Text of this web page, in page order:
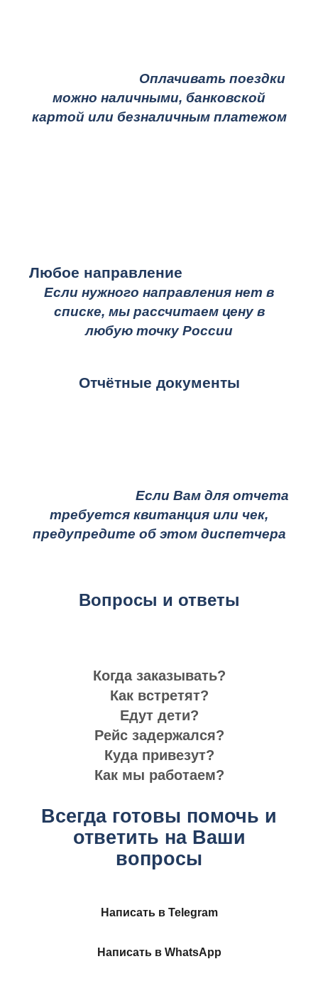
Оплачивать поездки
можно наличными, банковской
картой или безналичным платежом
Любое направление
Если нужного направления нет в
списке, мы рассчитаем цену в
любую точку России
Отчётные документы
Если Вам для отчета
требуется квитанция или чек,
предупредите об этом диспетчера
Вопросы и ответы
Когда заказывать?
Как встретят?
Едут дети?
Рейс задержался?
Куда привезут?
Как мы работаем?
Всегда готовы помочь и
ответить на Ваши
вопросы
Написать в Telegram
Написать в WhatsApp